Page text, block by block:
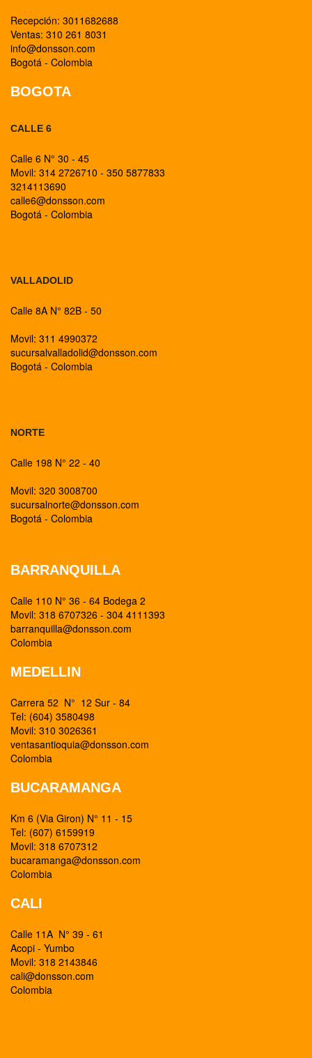
Recepción: 3011682688
Ventas: 310 261 8031
info@donsson.com
Bogotá - Colombia
BOGOTA
CALLE 6
Calle 6 N° 30 - 45
Movil: 314 2726710 - 350 5877833
3214113690
calle6@donsson.com
Bogotá - Colombia
VALLADOLID
Calle 8A N° 82B - 50
Movil: 311 4990372
sucursalvalladolid@donsson.com
Bogotá - Colombia
NORTE
Calle 198 N° 22 - 40
Movil: 320 3008700
sucursalnorte@donsson.com
Bogotá - Colombia
BARRANQUILLA
Calle 110 N° 36 - 64 Bodega 2
Movil: 318 6707326 - 304 4111393
barranquilla@donsson.com
Colombia
MEDELLIN
Carrera 52 N° 12 Sur - 84
Tel: (604) 3580498
Movil: 310 3026361
ventasantioquia@donsson.com
Colombia
BUCARAMANGA
Km 6 (Via Giron) N° 11 - 15
Tel: (607) 6159919
Movil: 318 6707312
bucaramanga@donsson.com
Colombia
CALI
Calle 11A N° 39 - 61
Acopi - Yumbo
Movil: 318 2143846
cali@donsson.com
Colombia